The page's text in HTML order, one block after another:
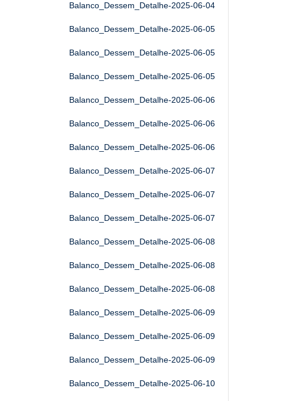
Balanco_Dessem_Detalhe-2025-06-04
Balanco_Dessem_Detalhe-2025-06-05
Balanco_Dessem_Detalhe-2025-06-05
Balanco_Dessem_Detalhe-2025-06-05
Balanco_Dessem_Detalhe-2025-06-06
Balanco_Dessem_Detalhe-2025-06-06
Balanco_Dessem_Detalhe-2025-06-06
Balanco_Dessem_Detalhe-2025-06-07
Balanco_Dessem_Detalhe-2025-06-07
Balanco_Dessem_Detalhe-2025-06-07
Balanco_Dessem_Detalhe-2025-06-08
Balanco_Dessem_Detalhe-2025-06-08
Balanco_Dessem_Detalhe-2025-06-08
Balanco_Dessem_Detalhe-2025-06-09
Balanco_Dessem_Detalhe-2025-06-09
Balanco_Dessem_Detalhe-2025-06-09
Balanco_Dessem_Detalhe-2025-06-10